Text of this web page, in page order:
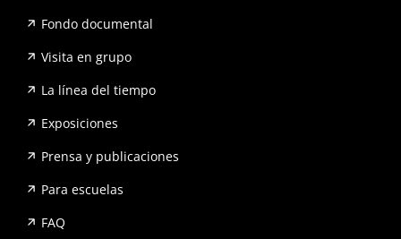
Fondo documental
Visita en grupo
La línea del tiempo
Exposiciones
Prensa y publicaciones
Para escuelas
FAQ